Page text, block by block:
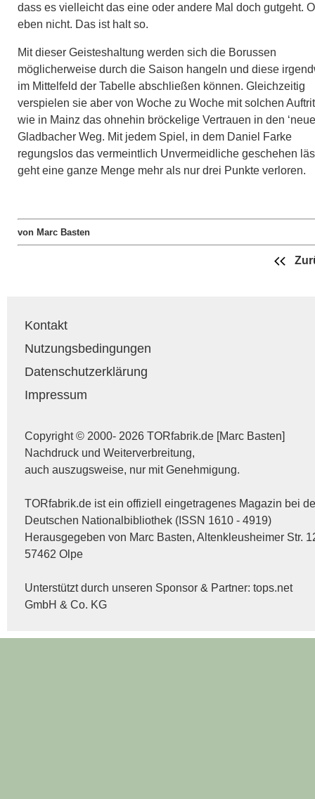
dass es vielleicht das eine oder andere Mal doch gutgeht.
eben nicht. Das ist halt so.
Mit dieser Geisteshaltung werden sich die Borussen
möglicherweise durch die Saison hangeln und diese
im Mittelfeld der Tabelle abschließen können. Gleichzeitig
verspielen sie aber von Woche zu Woche mit solchen
wie in Mainz das ohnehin bröckelige Vertrauen in den
Gladbacher Weg. Mit jedem Spiel, in dem Daniel Farke
regungslos das vermeintlich Unvermeidliche geschehen
geht eine ganze Menge mehr als nur drei Punkte verloren.
von Marc Basten
Kontakt
Nutzungsbedingungen
Datenschutzerklärung
Impressum
Copyright © 2000- 2026 TORfabrik.de [Marc Basten]
Nachdruck und Weiterverbreitung,
auch auszugsweise, nur mit Genehmigung.
TORfabrik.de ist ein offiziell eingetragenes Magazin bei
Deutschen Nationalbibliothek (ISSN 1610 - 4919)
Herausgegeben von Marc Basten, Altenkleusheimer Str.
57462 Olpe
Unterstützt durch unseren Sponsor & Partner: tops.net
GmbH & Co. KG